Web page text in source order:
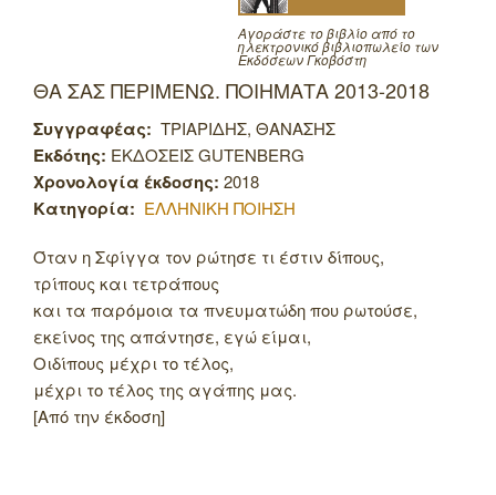
Αγοράστε το βιβλίο από το
ηλεκτρονικό βιβλιοπωλείο των
Εκδόσεων Γκοβόστη
ΘΑ ΣΑΣ ΠΕΡΙΜΕΝΩ. ΠΟΙΗΜΑΤΑ 2013-2018
Συγγραφέας: ΤΡΙΑΡΙΔΗΣ, ΘΑΝΑΣΗΣ
Εκδότης: ΕΚΔΟΣΕΙΣ GUTENBERG
Χρονολογία έκδοσης: 2018
Κατηγορία: ΕΛΛΗΝΙΚΗ ΠΟΙΗΣΗ
Όταν η Σφίγγα τον ρώτησε τι έστιν δίπους,
τρίπους και τετράπους
και τα παρόμοια τα πνευματώδη που ρωτούσε,
εκείνος της απάντησε, εγώ είμαι,
Οιδίπους μέχρι το τέλος,
μέχρι το τέλος της αγάπης μας.
[Από την έκδοση]